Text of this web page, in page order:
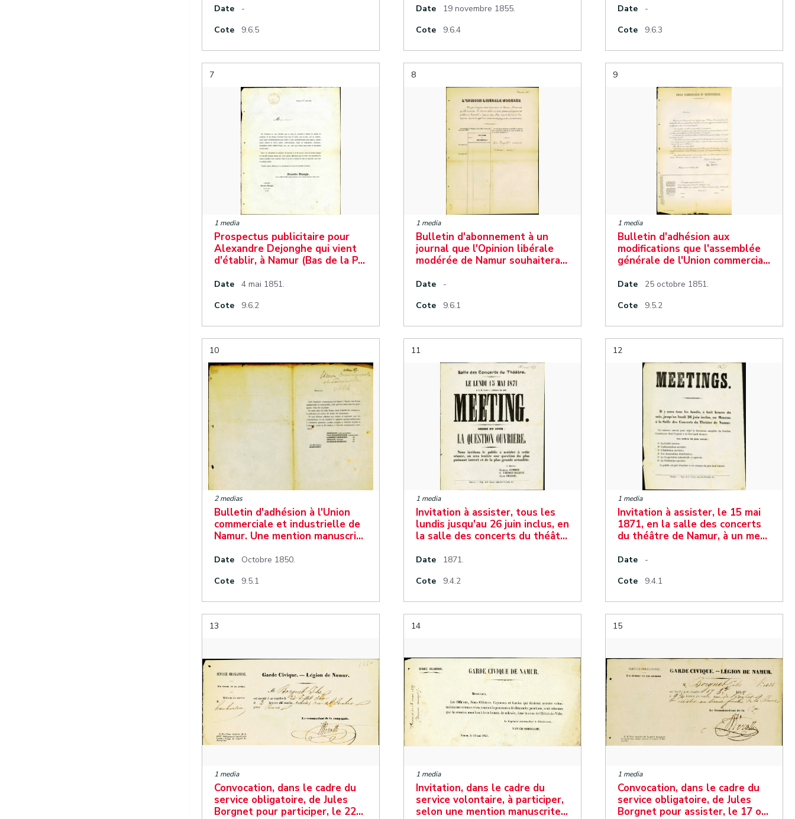
Date
-
Cote
9.6.5
Date
19 novembre 1855.
Cote
9.6.4
Date
-
Cote
9.6.3
7
1 media
Prospectus publicitaire pour
Alexandre Dejonghe qui vient
d'établir, à Namur (Bas de la P…
Date
4 mai 1851.
Cote
9.6.2
8
1 media
Bulletin d'abonnement à un
journal que l'Opinion libérale
modérée de Namur souhaitera…
Date
-
Cote
9.6.1
9
1 media
Bulletin d'adhésion aux
modifications que l'assemblée
générale de l'Union commercia…
Date
25 octobre 1851.
Cote
9.5.2
10
2 medias
Bulletin d'adhésion à l'Union
commerciale et industrielle de
Namur. Une mention manuscri…
Date
Octobre 1850.
Cote
9.5.1
11
1 media
Invitation à assister, tous les
lundis jusqu'au 26 juin inclus, en
la salle des concerts du théât…
Date
1871.
Cote
9.4.2
12
1 media
Invitation à assister, le 15 mai
1871, en la salle des concerts
du théâtre de Namur, à un me…
Date
-
Cote
9.4.1
13
1 media
Convocation, dans le cadre du
service obligatoire, de Jules
Borgnet pour participer, le 22…
14
1 media
Invitation, dans le cadre du
service volontaire, à participer,
selon une mention manuscrite…
15
1 media
Convocation, dans le cadre du
service obligatoire, de Jules
Borgnet pour assister, le 17 o…